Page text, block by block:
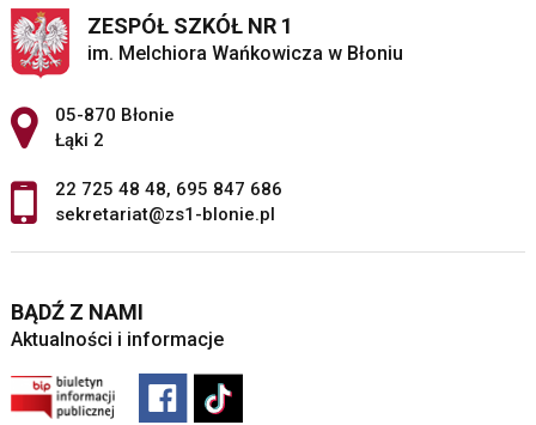
ZESPÓŁ SZKÓŁ NR 1
im. Melchiora Wańkowicza w Błoniu
Adres pocztowy:
05-870 Błonie
Łąki 2
22 725 48 48, 695 847 686
sekretariat@zs1-blonie.pl
BĄDŹ Z NAMI
Aktualności i informacje